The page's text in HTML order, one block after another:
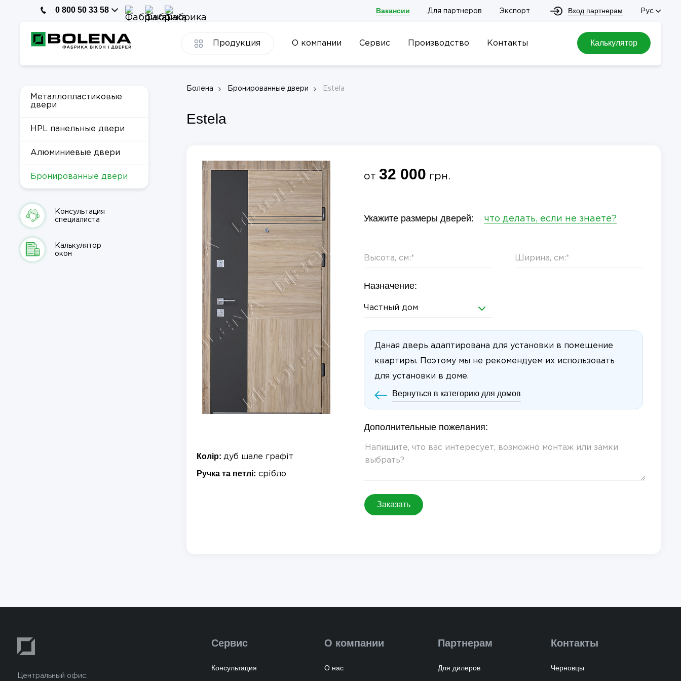
0 800 50 33 58 Вакансии Для партнеров Экспорт Вход партнерам Рус
Продукция О компании Сервис Производство Контакты Калькулятор
Металлопластиковые
двери
HPL панельные двери
Алюминиевые двери
Бронированные двери
Консультация
специалиста
Калькулятор
окон
Болена Бронированные двери Estela
Estela
Колір: дуб шале графіт
Ручка та петлі: срібло
от32 000 грн.
Укажите размеры дверей: что делать, если не знаете?
Назначение:
Частный дом
Даная дверь адаптирована для установки в помещение
квартиры. Поэтому мы не рекомендуем их использовать
для установки в доме.
Вернуться в категорию для домов
Дополнительные пожелания:
Заказать
Центральный офис:
Сервис
Консультация
О компании
О нас
Партнерам
Для дилеров
Контакты
Черновцы